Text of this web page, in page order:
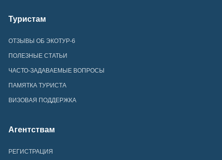
Туристам
ОТЗЫВЫ ОБ ЭКОТУР-6
ПОЛЕЗНЫЕ СТАТЬИ
ЧАСТО-ЗАДАВАЕМЫЕ ВОПРОСЫ
ПАМЯТКА ТУРИСТА
ВИЗОВАЯ ПОДДЕРЖКА
Агентствам
РЕГИСТРАЦИЯ